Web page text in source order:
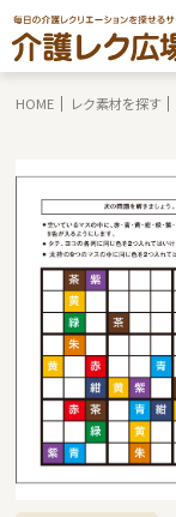
HOME レク素材を探す